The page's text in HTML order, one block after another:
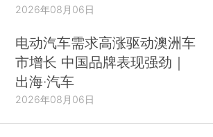
2026年08月06日
电动汽车需求高涨驱动澳洲车
市增长 中国品牌表现强劲｜
出海·汽车
2026年08月06日